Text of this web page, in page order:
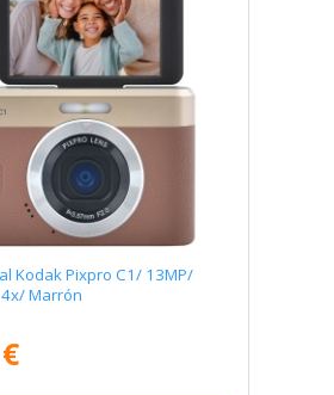
Kodak Pixpro C1/ 13MP/
Marrón